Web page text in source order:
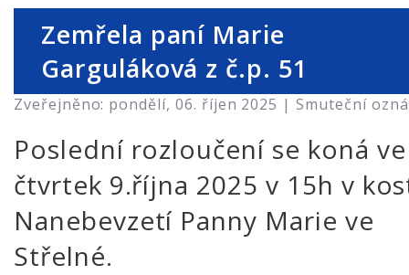
Zemřela paní Marie
Garguláková z č.p. 51
Zveřejněno: pondělí, 06. říjen 2025 |Smuteční
Poslední rozloučení se koná ve
čtvrtek 9.října 2025 v 15h v
Nanebevzetí Panny Marie ve
Střelné.